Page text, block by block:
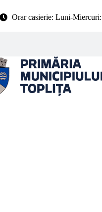
Orar casierie: Luni-